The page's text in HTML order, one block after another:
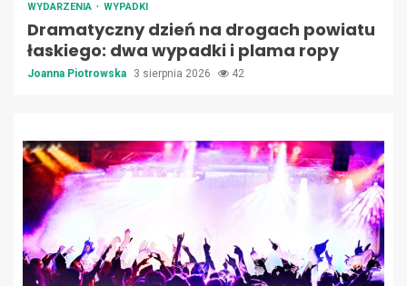
WYDARZENIA WYPADKI
Dramatyczny dzień na drogach powiatu
łaskiego: dwa wypadki i plama ropy
Joanna Piotrowska 3 sierpnia 2026 42